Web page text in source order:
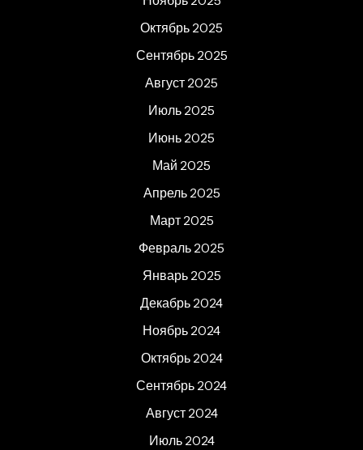
Октябрь 2025
Сентябрь 2025
Август 2025
Июль 2025
Июнь 2025
Май 2025
Апрель 2025
Март 2025
Февраль 2025
Январь 2025
Декабрь 2024
Ноябрь 2024
Октябрь 2024
Сентябрь 2024
Август 2024
Июль 2024